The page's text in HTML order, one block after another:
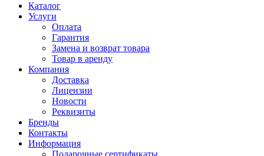
Каталог
Услуги
Оплата
Гарантия
Замена и возврат товара
Товар в аренду
Компания
Доставка
Лицензии
Новости
Реквизиты
Бренды
Контакты
Информация
Подарочные сертификаты